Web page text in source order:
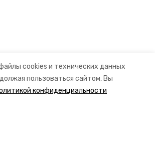
cookies и технических данных
пользоваться сайтом, Вы
конфиденциальности